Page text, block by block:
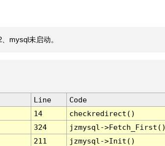
mysql未启动。
Line
Code
14
checkredirect()
324
jzmysql-
211
jzmysql->Init()